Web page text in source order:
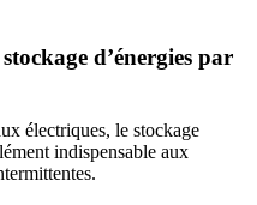
d’énergies par
électriques, le stockage
indispensable aux